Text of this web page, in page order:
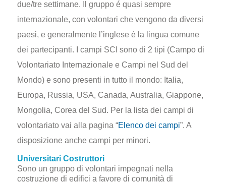
due/tre settimane. Il gruppo é quasi sempre
internazionale, con volontari che vengono da diversi
paesi, e generalmente l’inglese é la lingua comune
dei partecipanti. I campi SCI sono di 2 tipi (Campo di
Volontariato Internazionale e Campi nel Sud del
Mondo) e sono presenti in tutto il mondo: Italia,
Europa, Russia, USA, Canada, Australia, Giappone,
Mongolia, Corea del Sud. Per la lista dei campi di
volontariato vai alla pagina “Elenco dei campi”. A
disposizione anche campi per minori.
Universitari Costruttori
Sono un gruppo di volontari impegnati nella
costruzione di edifici a favore di comunità di